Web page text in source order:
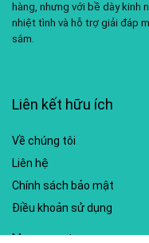
hàng, nhưng với bề dày kinh
nhiệt tình và hỗ trợ giải đáp
sắm.
Liên kết hữu ích
Về chúng tôi
Liên hệ
Chính sách bảo mật
Điều khoản sử dụng
My account